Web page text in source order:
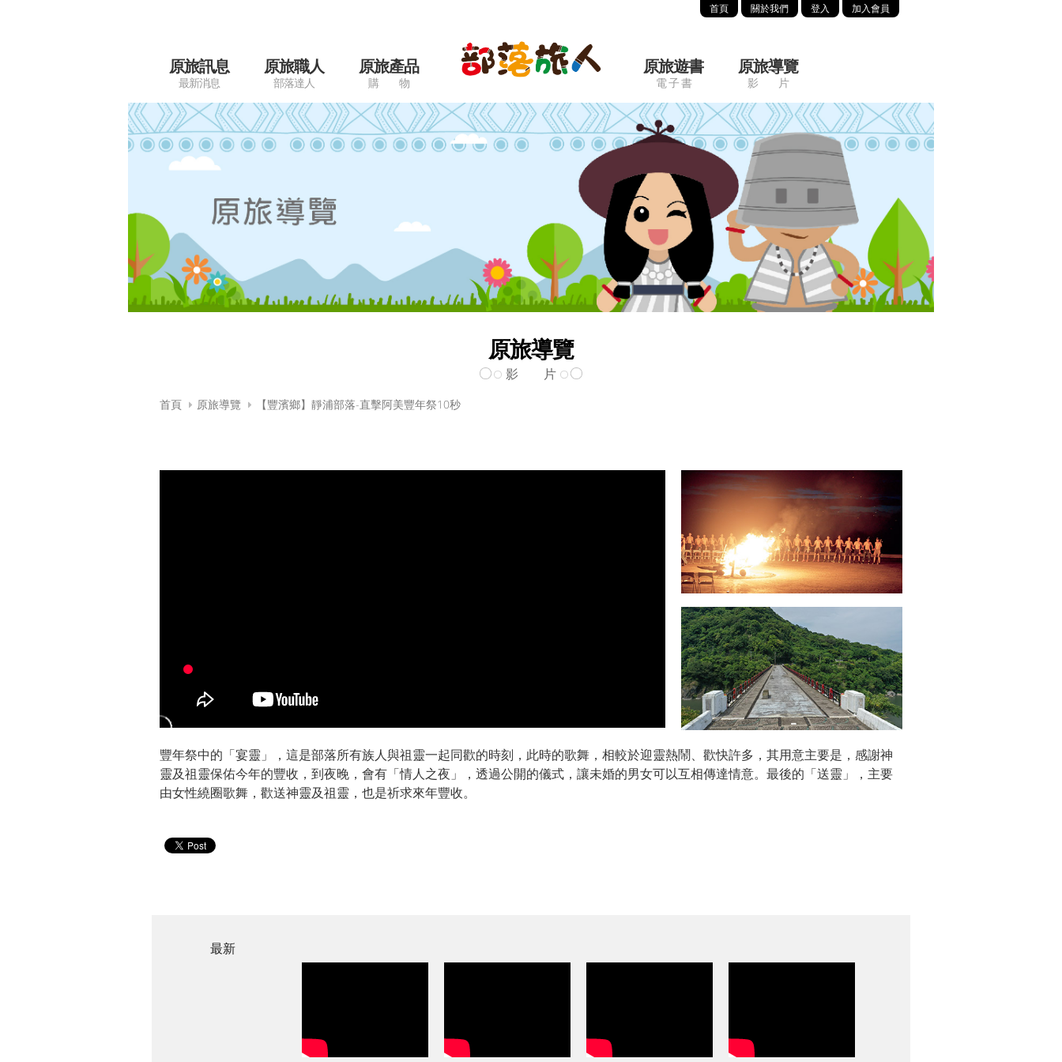
首頁 關於我們 登入 加入會員
原旅訊息
最新消息
原旅職人
部落達人
原旅產品
購 物
原旅遊書
電 子 書
原旅導覽
影 片
原旅導覽
影 片
首頁 原旅導覽 【豐濱鄉】靜浦部落-直擊阿美豐年祭10秒
豐年祭中的「宴靈」，這是部落所有族人與祖靈一起同歡的時刻，此時的歌舞，相較於迎靈熱鬧、歡快許多，其用意主要是，感謝神
靈及祖靈保佑今年的豐收，到夜晚，會有「情人之夜」，透過公開的儀式，讓未婚的男女可以互相傳達情意。最後的「送靈」，主要
由女性繞圈歌舞，歡送神靈及祖靈，也是祈求來年豐收。
最新